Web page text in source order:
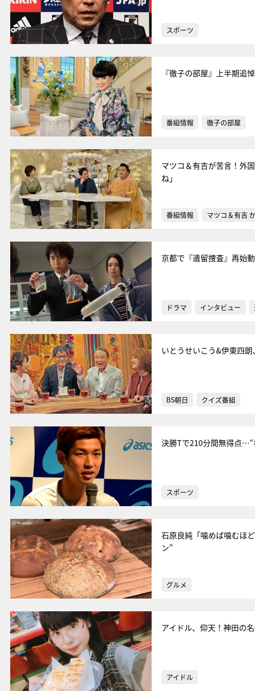
スポーツ
『徹子の部屋』上半期追
番組情報 徹子の部屋
マツコ＆有吉が苦言！外
ね」
番組情報 マツコ＆有吉
京都で『遺留捜査』再始
ドラマ インタビュー
いとうせいこう&伊東四
BS朝日 クイズ番組
決勝Tで210分間無得点…“
スポーツ
石原良純「噛めば噛むほ
ン”
グルメ
アイドル、仰天！神田の
アイドル